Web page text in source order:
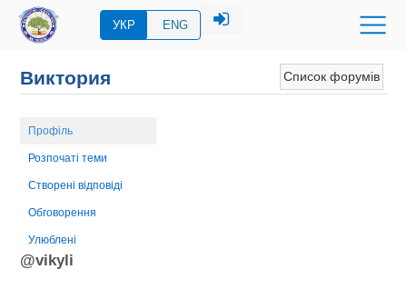
УКР ENG
Список форумів
Виктория
Профіль
Розпочаті теми
Створені відповіді
Обговорення
Улюблені
@vikyli